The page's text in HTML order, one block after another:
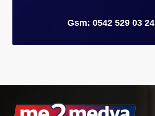
Gsm: 0542 529 03 24